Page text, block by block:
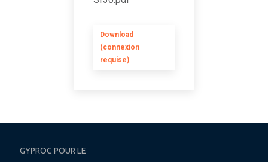
Download
(connexion
requise)
GYPROC POUR LE